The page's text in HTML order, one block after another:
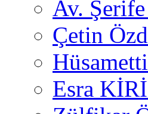
Av.
Çetin
Esra